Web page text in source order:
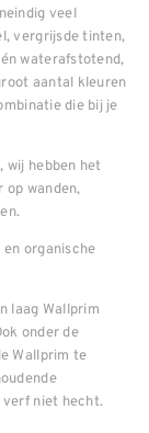
veel
vergrijsde tinten,
waterafstotend,
aantal kleuren
die bij je
wij hebben het
op wanden,
organische
laag Wallprim
onder de
Wallprim te
verf niet hecht.